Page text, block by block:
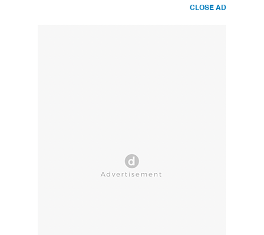
CLOSE AD